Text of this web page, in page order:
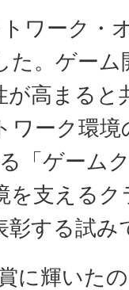
ワーク・
た。ゲー
が高まる
ワーク環
「ゲーム
を支える
彰する試み
に輝いた